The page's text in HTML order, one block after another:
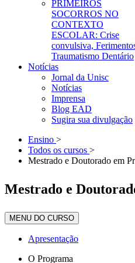
PRIMEIROS
SOCORROS NO
CONTEXTO
ESCOLAR: Crise
convulsiva,
Traumatismo Dentário
Notícias
Jornal da Unisc
Notícias
Imprensa
Blog EAD
Sugira sua divulgação
Ensino >
Todos os cursos >
Mestrado e Doutorado em
Mestrado e
MENU DO CURSO
Apresentação
O Programa